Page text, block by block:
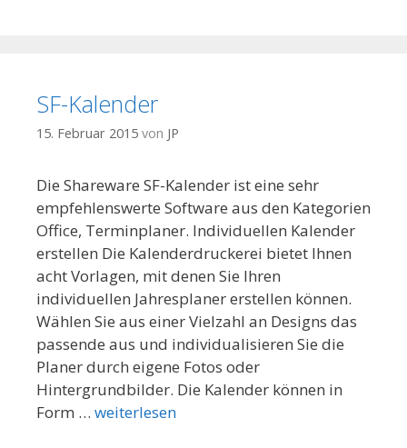
SF-Kalender
15. Februar 2015 von JP
Die Shareware SF-Kalender ist eine sehr
empfehlenswerte Software aus den Kategorien
Office, Terminplaner. Individuellen Kalender
erstellen Die Kalenderdruckerei bietet Ihnen
acht Vorlagen, mit denen Sie Ihren
individuellen Jahresplaner erstellen können.
Wählen Sie aus einer Vielzahl an Designs das
passende aus und individualisieren Sie die
Planer durch eigene Fotos oder
Hintergrundbilder. Die Kalender können in
Form … weiterlesen